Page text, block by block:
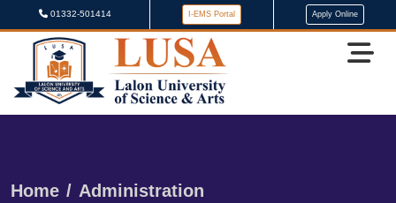
01332-501414 I-EMS Portal Apply Online
Home Administration